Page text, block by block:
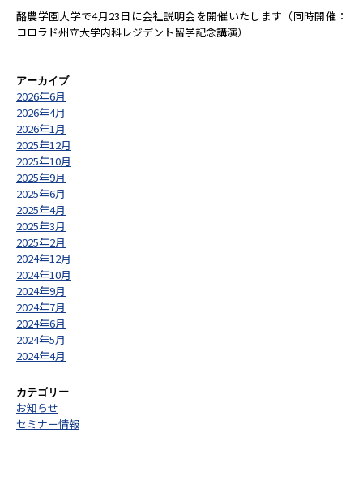
アーカイブ
2026年6月
2026年4月
2026年1月
2025年12月
2025年10月
2025年9月
2025年6月
2025年4月
2025年3月
2025年2月
2024年12月
2024年10月
2024年9月
2024年7月
2024年6月
2024年5月
2024年4月
カテゴリー
お知らせ
セミナー情報
酪農学園大学で4月23日に会社説明会を開催いたします（同時開催：
コロラド州立大学内科レジデント留学記念講演）